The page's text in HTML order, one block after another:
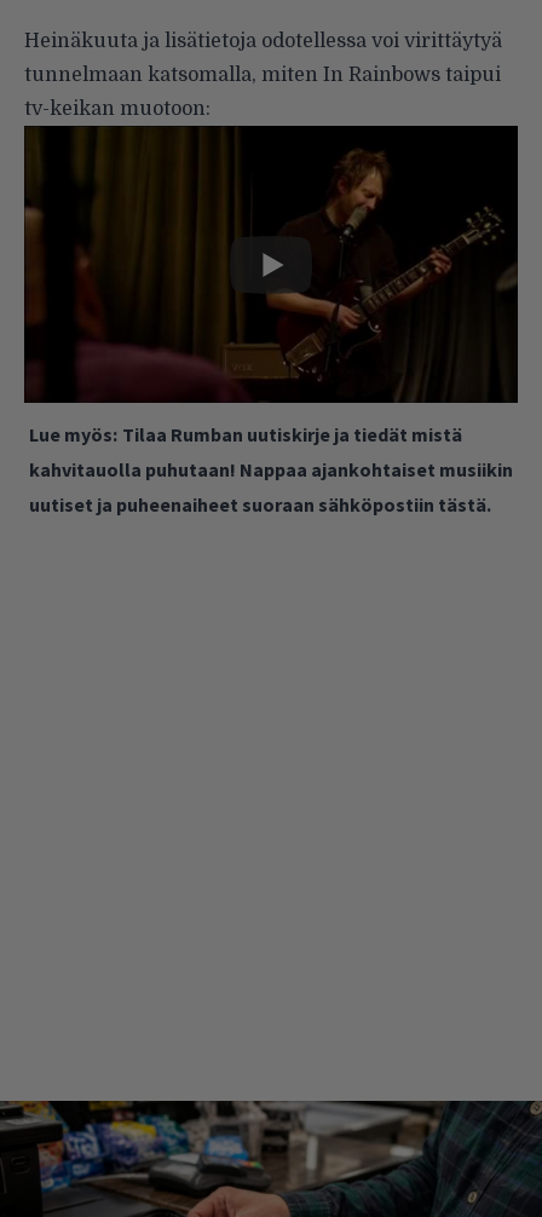
Heinäkuuta ja lisätietoja odotellessa voi virittäytyä
tunnelmaan katsomalla, miten In Rainbows taipui
tv-keikan muotoon:
Lue myös: Tilaa Rumban uutiskirje ja tiedät mistä
kahvitauolla puhutaan! Nappaa ajankohtaiset musiikin
uutiset ja puheenaiheet suoraan sähköpostiin tästä.